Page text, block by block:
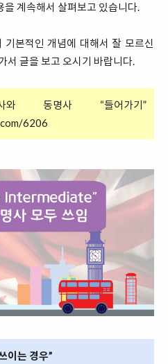
을 계속해서 살펴보고 있습니다.
본적인 개념에 대해서 잘 모르신
서 글을 보고 오시기 바랍니다.
동명사 “들어가기”
6206
이는 경우”